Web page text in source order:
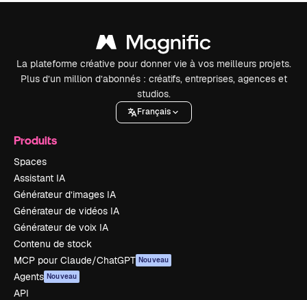
La plateforme créative pour donner vie à vos meilleurs projets.
Plus d’un million d’abonnés : créatifs, entreprises, agences et
studios.
Français
Produits
Spaces
Assistant IA
Générateur d’images IA
Générateur de vidéos IA
Générateur de voix IA
Contenu de stock
MCP pour Claude/ChatGPT Nouveau
Agents Nouveau
API